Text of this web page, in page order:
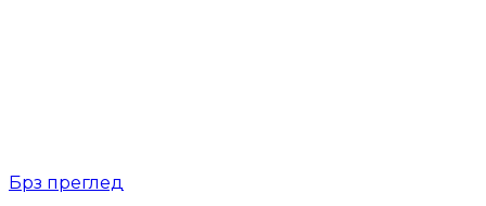
Брз преглед